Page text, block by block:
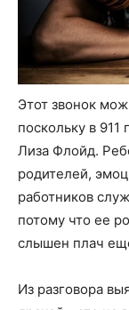
Этот звонок
поскольку в 911
Лиза Флойд.
родителей,
работников
потому что ее
слышен плач
Из разговора